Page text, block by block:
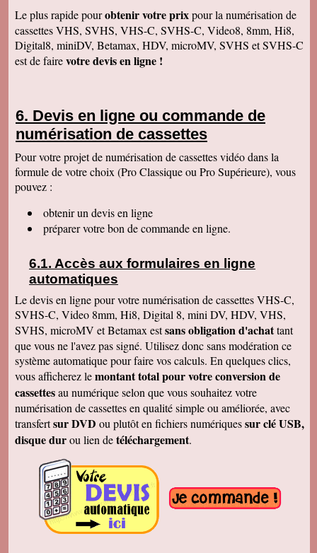
Fantastique. Encore merci. Je vous remercie
beaucoup de la rapidité avec laquelle vous avez
traité ma commande.
Anaïs H
J'ai bien reçu le colis. Merci pour votre travail.
Merci.
Bernard D
Hervé L
J'ai bien reçu le colis. Après visonnage de
Christophe M.
Nous avons bien reçu les K7 et le disque dur.
Nous sommes ravis et très émus de revoir tout
ce passé, ces images de nos filles petites, il y
a plus de 20 ans, et de notre mariage... Merci
infiniment. Bien cordialement PS / je ne
manquerai pas de recommander votre
entreprise.
J'ai bien reçu la K7 et les DVD, c'est parfait.
Merci
Cécile B.
J'ai bien reçu le DVD et le son est parfait. Je
vous remercie de vos efforts. Bien cordialement
Bernard D.
Bien reçu votre COLIS - Travail fénoménal que
j'ai eu peur d'entreprendre !!!!!!!!!!!!! Le disque
DUR et les CD/DVD fonctionnement
parfaitement ........ Je vais entreprendre
pour........ NOEL 3 copies. pour mes 3 enfants
de 1980 à ce jour . MERCI MERCI MERCI Je
vais communiquer vos coordonnées à mon
entourage...
Véronique F.
Le plus rapide pourobtenir votre prixpour la numérisation de
cassettes VHS, SVHS, VHS-C, SVHS-C, Video8, 8mm, Hi8,
Digital8, miniDV, Betamax, HDV, microMV, SVHS et SVHS-C
est de fairevotre devis en ligne !
Devis en ligne ou commande de
numérisation de cassettes
Pour votre projet de numérisation de cassettes vidéo dans la
formule de votre choix (Pro Classique ou Pro Supérieure), vous
pouvez :
obtenir un devis en ligne
préparer votre bon de commande en ligne.
Accès aux formulaires en ligne
automatiques
Le devis en ligne pour votre numérisation de cassettes VHS-C,
SVHS-C, Video 8mm, Hi8, Digital 8, mini DV, HDV, VHS,
SVHS, microMV et Betamax estsans obligation d'achattant
que vous ne l'avez pas signé. Utilisez donc sans modération ce
système automatique pour faire vos calculs. En quelques clics,
vous afficherez lemontant total pour votre conversion de
cassettesau numérique selon que vous souhaitez votre
numérisation de cassettes en qualité simple ou améliorée, avec
transfertsur DVD ou plutôt en fichiers numériquessur clé USB,
disque durou lien detéléchargement.